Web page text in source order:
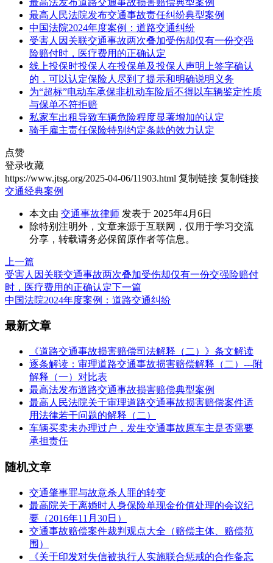
最高人民法院发布交通事故责任纠纷典型案例
中国法院2024年度案例：道路交通纠纷
受害人因关联交通事故两次叠加受伤却仅有一份交强
险赔付时，医疗费用的正确认定
线上投保时投保人在投保单及投保人声明上签字确认
的，可以认定保险人尽到了提示和明确说明义务
为“超标”电动车承保非机动车险后不得以车辆鉴定性质
与保单不符拒赔
私家车出租导致车辆危险程度显著增加的认定
骑手雇主责任保险特别约定条款的效力认定
点赞
登录收藏
https://www.jtsg.org/2025-04-06/11903.html 复制链接 复制链接
交通经典案例
本文由 交通事故律师 发表于 2025年4月6日
除特别注明外，文章来源于互联网，仅用于学习交流
分享，转载请务必保留原作者等信息。
上一篇
受害人因关联交通事故两次叠加受伤却仅有一份交强险赔付
时，医疗费用的正确认定下一篇
中国法院2024年度案例：道路交通纠纷
最新文章
《道路交通事故损害赔偿司法解释（二）》条文解读
逐条解读：审理道路交通事故损害赔偿解释（二）---附
解释（一）对比表
最高法发布道路交通事故损害赔偿典型案例
最高人民法院关于审理道路交通事故损害赔偿案件适
用法律若干问题的解释（二）
车辆买卖未办理过户，发生交通事故原车主是否需要
承担责任
随机文章
交通肇事罪与故意杀人罪的转变
最高院关于离婚时人身保险单现金价值处理的会议纪
要（2016年11月30日）
交通事故赔偿案件裁判观点大全（赔偿主体、赔偿范
围）
《关于印发对失信被执行人实施联合惩戒的合作备忘